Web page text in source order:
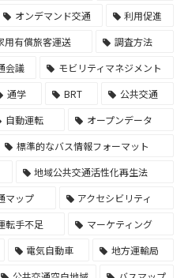
オンデマンド交通
利用促進
用有償旅客運送
調査方法
会議
モビリティマネジメント
通学 BRT
公共交通
自動運転
オープンデータ
標準的なバス情報フォーマット
地域公共交通活性化再生法
マップ
アクセシビリティ
転手不足
マーケティング
電気自動車
地方運輸局